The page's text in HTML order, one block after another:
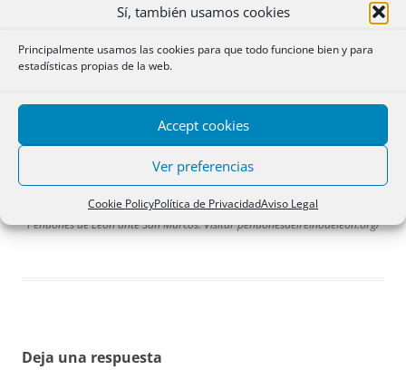
Sí, también usamos cookies
Principalmente usamos las cookies para que todo funcione bien y para
estadísticas propias de la web.
Accept cookies
Ver preferencias
Cookie PolicyPolítica de PrivacidadAviso Legal
Pendones de León ante San Marcos. Visitar pendonesdelreinodeleon.org/
Deja una respuesta